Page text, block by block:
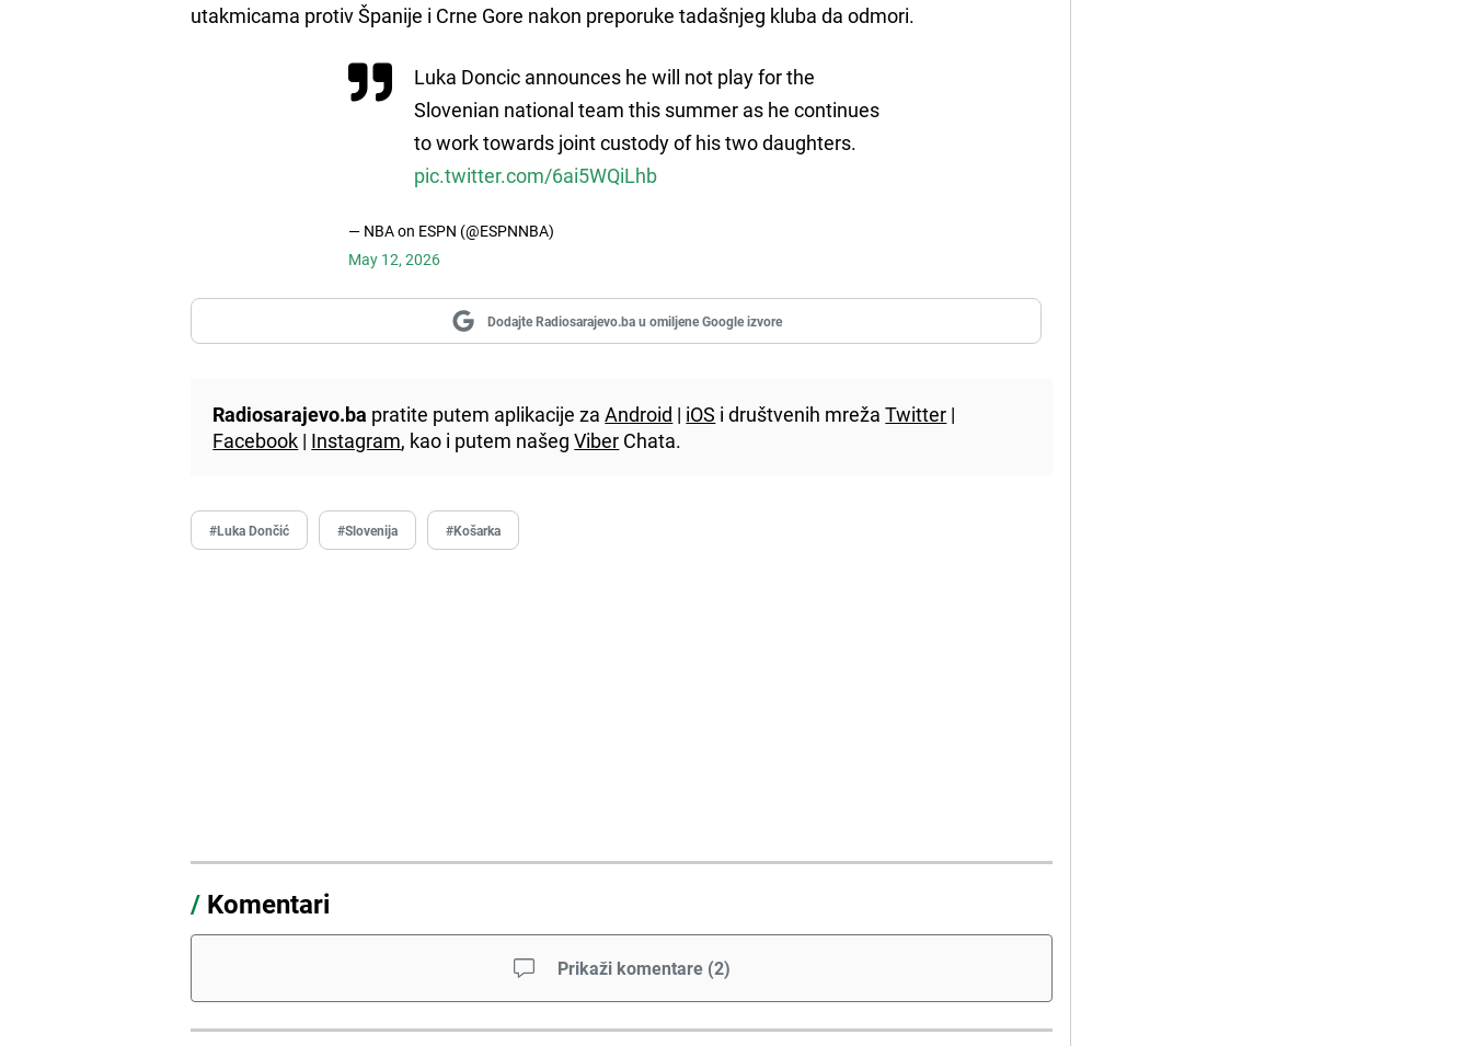
utakmicama protiv Španije i Crne Gore nakon preporuke tadašnjeg kluba da odmori.
Luka Doncic announces he will not play for the
Slovenian national team this summer as he continues
to work towards joint custody of his two daughters.
pic.twitter.com/6ai5WQiLhb
— NBA on ESPN (@ESPNNBA)
May 12, 2026
Dodajte Radiosarajevo.ba u omiljene Google izvore
Radiosarajevo.ba pratite putem aplikacije zaAndroid | iOS i društvenih mrežaTwitter |
Facebook | Instagram, kao i putem našegViber Chata.
#Luka Dončić #Slovenija #Košarka
/ Komentari
Prikaži komentare (2)